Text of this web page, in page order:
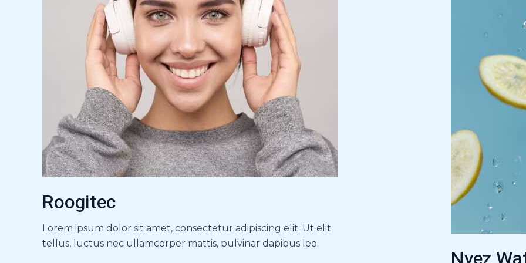
Roogitec
Lorem ipsum dolor sit amet, consectetur adipiscing elit. Ut elit
tellus, luctus nec ullamcorper mattis, pulvinar dapibus leo.